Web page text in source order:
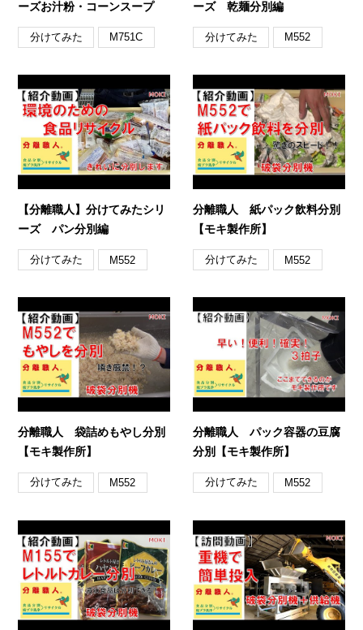
ーズお汁粉・コーンスープ
分けてみた M751C
ーズ 乾麺分別編
分けてみた M552
【分離職人】分けてみたシリ
ーズ パン分別編
分けてみた M552
分離職人 紙パック飲料分別
【モキ製作所】
分けてみた M552
分離職人 袋詰めもやし分別
【モキ製作所】
分けてみた M552
分離職人 パック容器の豆腐
分別【モキ製作所】
分けてみた M552